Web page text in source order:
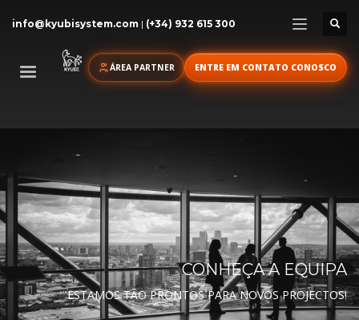
info@kyubisystem.com | (+34) 932 615 300
ÁREA PARTNER ENTRE EM CONTATO CONOSCO
CONHEÇA A EQUIPA
ESTAMOS TÃO PRONTOS PARA NOVOS PROJECTOS!